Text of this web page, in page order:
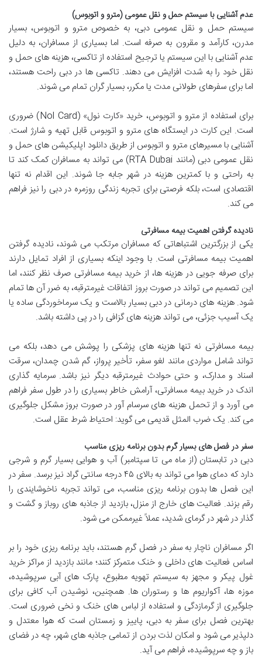
عدم آشنایی با سیستم حمل و نقل عمومی (مترو و اتوبوس)
سیستم حمل و نقل عمومی دبی، به خصوص مترو و اتوبوس، بسیار
مدرن، کارآمد و مقرون به صرفه است. اما بسیاری از مسافران، به دلیل
عدم آشنایی با این سیستم یا ترجیح استفاده از تاکسی، هزینه های حمل و
نقل خود را به شدت افزایش می دهند. تاکسی ها در دبی راحت هستند،
اما برای سفرهای طولانی مدت یا مکرر، بسیار گران تمام می شوند.
برای استفاده از مترو و اتوبوس، خرید «کارت نول» (Nol Card) ضروری
است. این کارت در ایستگاه های مترو و اتوبوس قابل تهیه و شارژ است.
آشنایی با مسیرهای مترو و اتوبوس از طریق دانلود اپلیکیشن های حمل و
نقل عمومی دبی (مانند RTA Dubai) می تواند به مسافران کمک کند تا
به راحتی و با کمترین هزینه در شهر جابه جا شوند. این اقدام نه تنها
اقتصادی است، بلکه فرصتی برای تجربه زندگی روزمره در دبی را نیز فراهم
می کند.
نادیده گرفتن اهمیت بیمه مسافرتی
یکی از بزرگترین اشتباهاتی که مسافران مرتکب می شوند، نادیده گرفتن
اهمیت بیمه مسافرتی است. با وجود اینکه بسیاری از افراد تمایل دارند
برای صرفه جویی در هزینه ها، از خرید بیمه مسافرتی صرف نظر کنند، اما
این تصمیم می تواند در صورت بروز اتفاقات غیرمترقبه، به ضرر آن ها تمام
شود. هزینه های درمانی در دبی بسیار بالاست و یک سرماخوردگی ساده یا
یک آسیب جزئی، می تواند هزینه های گزافی را در پی داشته باشد.
بیمه مسافرتی نه تنها هزینه های پزشکی را پوشش می دهد، بلکه می
تواند شامل مواردی مانند لغو سفر، تأخیر پرواز، گم شدن چمدان، سرقت
اسناد و مدارک، و حتی حوادث غیرمترقبه دیگر نیز باشد. سرمایه گذاری
اندک در خرید بیمه مسافرتی، آرامش خاطر بسیاری را در طول سفر فراهم
می آورد و از تحمل هزینه های سرسام آور در صورت بروز مشکل جلوگیری
می کند. یک ضرب المثل قدیمی می گوید: احتیاط شرط عقل است.
سفر در فصل های بسیار گرم بدون برنامه ریزی مناسب
دبی در تابستان (از ماه می تا سپتامبر) آب و هوایی بسیار گرم و شرجی
دارد که دمای هوا می تواند به بالای ۴۵ درجه سانتی گراد نیز برسد. سفر در
این فصل ها بدون برنامه ریزی مناسب، می تواند تجربه ناخوشایندی را
رقم بزند. فعالیت های خارج از منزل، بازدید از جاذبه های روباز و گشت و
گذار در شهر در گرمای شدید، عملاً غیرممکن می شود.
اگر مسافران ناچار به سفر در فصل گرم هستند، باید برنامه ریزی خود را بر
اساس فعالیت های داخلی و خنک متمرکز کنند؛ مانند بازدید از مراکز خرید
غول پیکر و مجهز به سیستم تهویه مطبوع، پارک های آبی سرپوشیده،
موزه ها، آکواریوم ها و رستوران ها. همچنین، نوشیدن آب کافی برای
جلوگیری از گرمازدگی و استفاده از لباس های خنک و نخی ضروری است.
بهترین فصل برای سفر به دبی، پاییز و زمستان است که هوا معتدل و
دلپذیر می شود و امکان لذت بردن از تمامی جاذبه های شهر، چه در فضای
باز و چه سرپوشیده، فراهم می آید.